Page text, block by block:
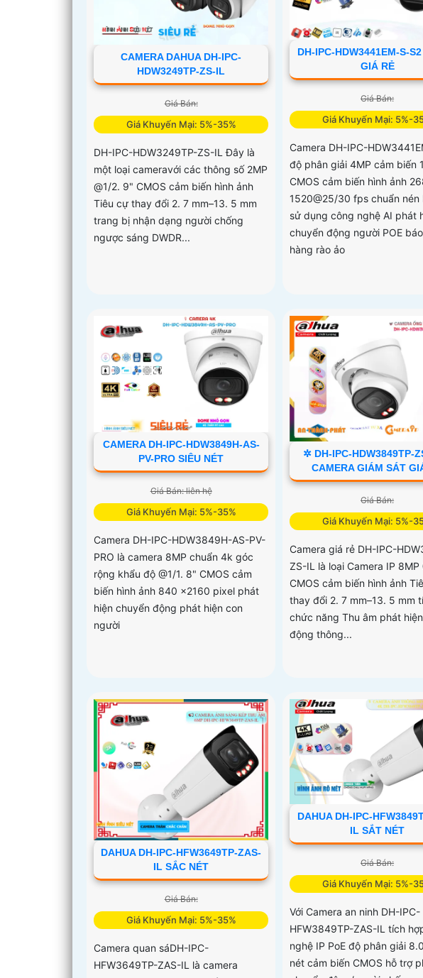
CAMERA DAHUA DH-IPC-
HDW3249TP-ZS-IL
Giá Bán:
Giá Khuyến Mại: 5%-35%
DH-IPC-HDW3249TP-ZS-IL Đây là
một loại cameravới các thông số 2MP
@1/2. 9" CMOS cảm biến hình ảnh
Tiêu cự thay đổi 2. 7 mm–13. 5 mm
trang bị nhận dạng người chống
ngược sáng DWDR...
DH-IPC-HDW3441EM-S-
GIÁ RẺ
Giá Bán:
Giá Khuyến Mại: 5%-
Camera DH-IPC-
độ phân giải 4MP cảm biến
CMOS cảm biến hình ảnh
1520@25/30 fps chuẩn nén
sử dụng công nghệ AI phát
chuyển động người POE
hàng rào ảo
CAMERA DH-IPC-HDW3849H-AS-
PV-PRO SIÊU NÉT
Giá Bán: liên hệ
Giá Khuyến Mại: 5%-35%
Camera DH-IPC-HDW3849H-AS-PV-
PRO là camera 8MP chuẩn 4k góc
rộng khẩu độ @1/1. 8" CMOS cảm
biến hình ảnh 840 ×2160 pixel phát
hiện chuyển động phát hiện con
người
✲ DH-IPC-HDW3849TP-
CAMERA GIÁM SÁT
Giá Bán:
Giá Khuyến Mại: 5%-
Camera giá rẻ DH-IPC-
ZS-IL là loại Camera IP 8MP
CMOS cảm biến hình ảnh
thay đổi 2. 7 mm–13. 5 mm
chức năng Thu âm phát
động thông...
DAHUA DH-IPC-HFW3649TP-ZAS-
IL SẮC NÉT
Giá Bán:
Giá Khuyến Mại: 5%-35%
Camera quan sáDH-IPC-
HFW3649TP-ZAS-IL là camera
DAHUA DH-IPC-
IL SẮT NÉT
Giá Bán:
Giá Khuyến Mại: 5%-
Với Camera an ninh DH-IPC-
HFW3849TP-ZAS-IL tích
nghệ IP PoE độ phân giải
nét cảm biến CMOS hỗ trợ